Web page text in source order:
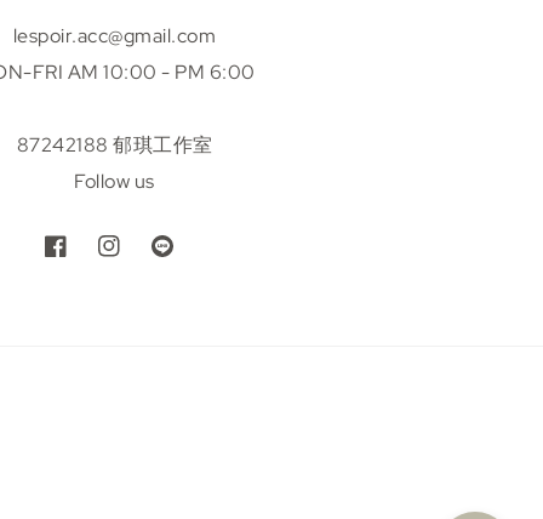
lespoir.acc@gmail.com
FRI AM 10:00 - PM 6:00
87242188 郁琪工作室
Follow us